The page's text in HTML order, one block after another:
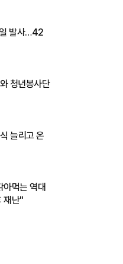
발사…42
청년봉사단
늘리고 온
아먹는 역대
재난"